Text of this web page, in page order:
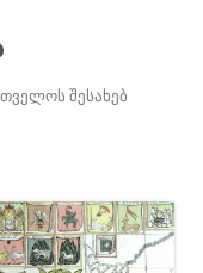
შესახებ